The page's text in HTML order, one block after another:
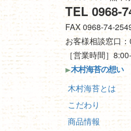
TEL 0968-
FAX 0968-74-
お客様相談窓口
［営業時間］
木村海苔の想い
木村海苔とは
こだわり
商品情報